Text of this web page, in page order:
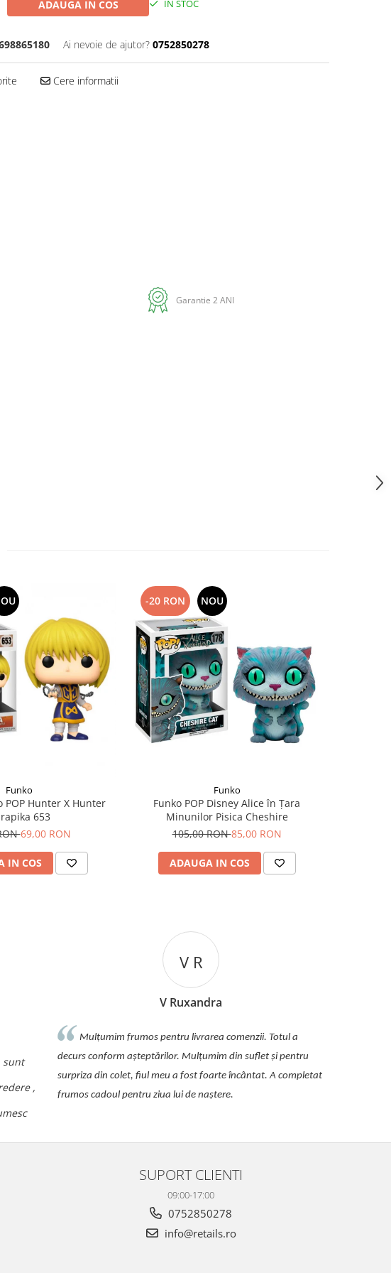
ADAUGA IN COS IN STOC
Ai nevoie de ajutor? 0752850278
Cere informatii
Garantie 2 ANI
Funko
POP Hunter X Hunter
653
69,00 RON
IN COS
-20 RON NOU
Funko
Funko POP Disney Alice în Țara
Minunilor Pisica Cheshire
105,00 RON85,00 RON
ADAUGA IN COS
sunt
,
V R
V Ruxandra
Mulțumim frumos pentru livrarea comenzii. Totul a
decurs conform așteptărilor. Mulțumim din suflet și pentru
surpriza din colet, fiul meu a fost foarte încântat. A completat
frumos cadoul pentru ziua lui de naștere.
SUPORT CLIENTI
09:00-17:00
0752850278
info@retails.ro